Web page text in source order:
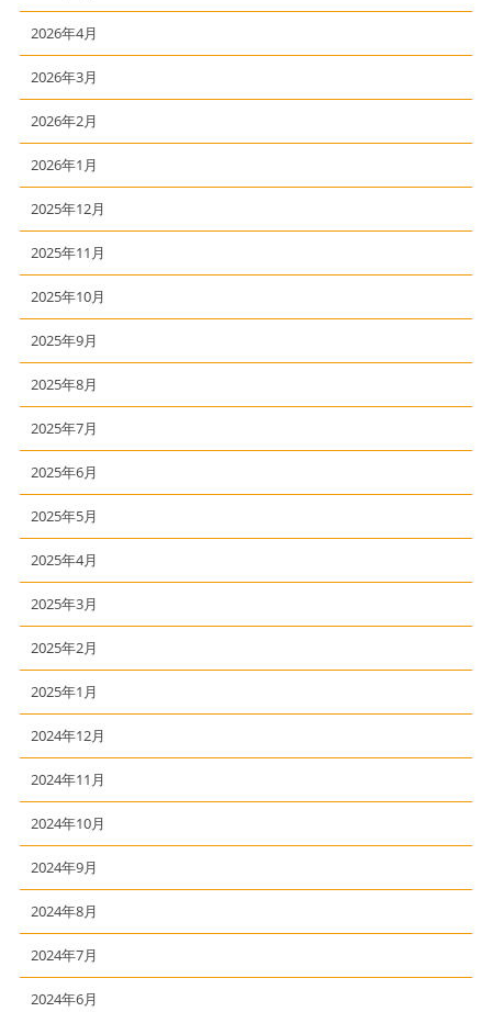
2026年4月
2026年3月
2026年2月
2026年1月
2025年12月
2025年11月
2025年10月
2025年9月
2025年8月
2025年7月
2025年6月
2025年5月
2025年4月
2025年3月
2025年2月
2025年1月
2024年12月
2024年11月
2024年10月
2024年9月
2024年8月
2024年7月
2024年6月